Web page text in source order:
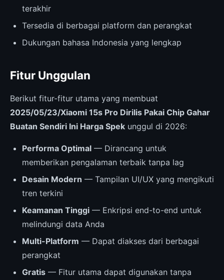
terakhir
Tersedia di berbagai platform dan perangkat
Dukungan bahasa Indonesia yang lengkap
Fitur Unggulan
Berikut fitur-fitur utama yang membuat
2025/05/23/Xiaomi 15s Pro Dirilis Pakai Chip Gahar
Buatan Sendiri Ini Harga Spek unggul di 2026:
Performa Optimal — Dirancang untuk
memberikan pengalaman terbaik tanpa lag
Desain Modern — Tampilan UI/UX yang mengikuti
tren terkini
Keamanan Tinggi — Enkripsi end-to-end untuk
melindungi data Anda
Multi-Platform — Dapat diakses dari berbagai
perangkat
Gratis — Fitur utama dapat digunakan tanpa